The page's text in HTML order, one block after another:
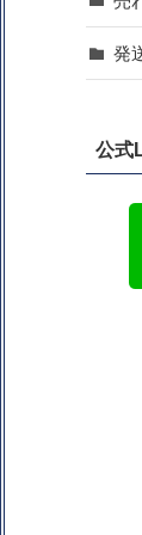
発
公式